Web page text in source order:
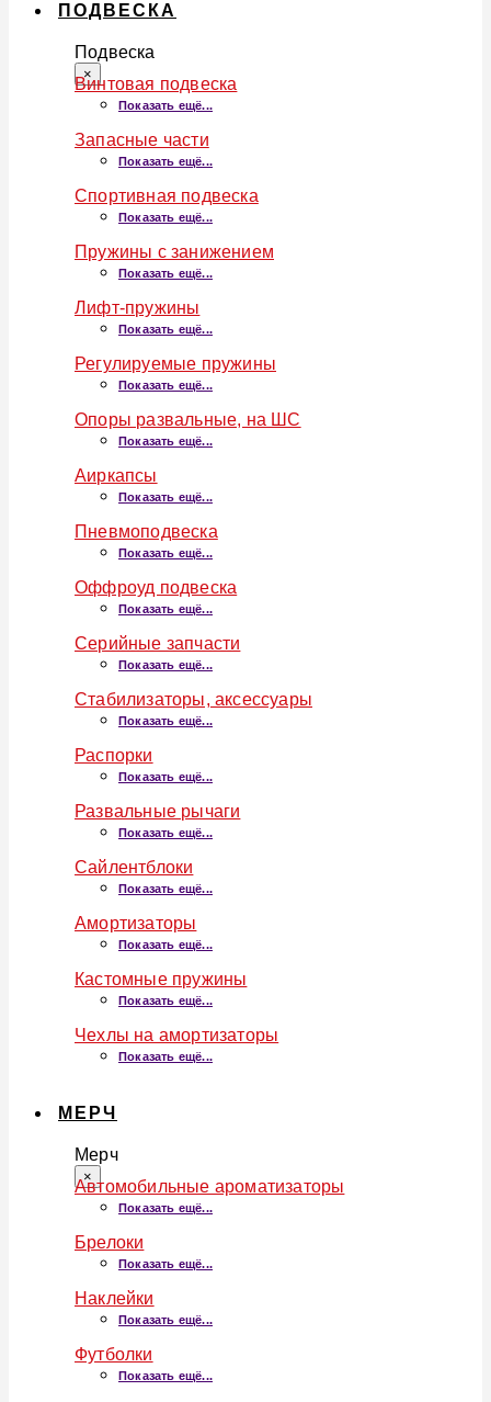
ПОДВЕСКА
Подвеска
×
Винтовая подвеска
Показать ещё...
Запасные части
Показать ещё...
Спортивная подвеска
Показать ещё...
Пружины с занижением
Показать ещё...
Лифт-пружины
Показать ещё...
Регулируемые пружины
Показать ещё...
Опоры развальные, на ШС
Показать ещё...
Аиркапсы
Показать ещё...
Пневмоподвеска
Показать ещё...
Оффроуд подвеска
Показать ещё...
Серийные запчасти
Показать ещё...
Стабилизаторы, аксессуары
Показать ещё...
Распорки
Показать ещё...
Развальные рычаги
Показать ещё...
Сайлентблоки
Показать ещё...
Амортизаторы
Показать ещё...
Кастомные пружины
Показать ещё...
Чехлы на амортизаторы
Показать ещё...
МЕРЧ
Мерч
×
Автомобильные ароматизаторы
Показать ещё...
Брелоки
Показать ещё...
Наклейки
Показать ещё...
Футболки
Показать ещё...